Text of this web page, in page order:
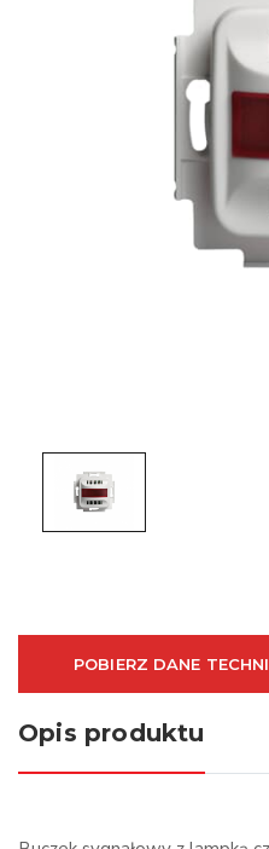
POBIERZ DANE
Opis produktu